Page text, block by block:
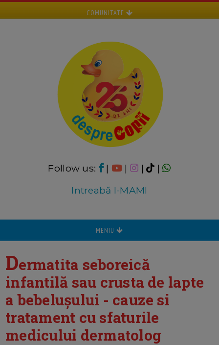
COMUNITATE
Follow us: | | |
|
Intreabă I-MAMI
MENIU
Dermatita seboreică
infantilă sau crusta de lapte
a bebelușului - cauze si
tratament cu sfaturile
medicului dermatolog